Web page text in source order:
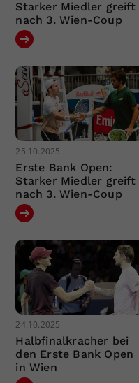
Starker Miedler greift
nach 3. Wien-Coup
25.10.2025
Erste Bank Open:
Starker Miedler greift
nach 3. Wien-Coup
24.10.2025
Halbfinalkracher bei
den Erste Bank Open
in Wien